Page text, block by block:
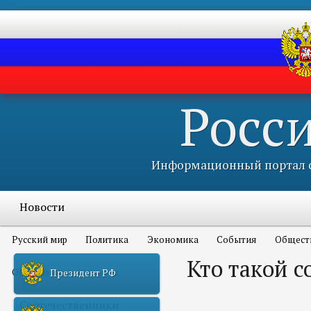
Информационный портал
Новости
Русский мир Политика Экономика События
Объявления и конкурсы
Соотечественники
Президент РФ Кто такой